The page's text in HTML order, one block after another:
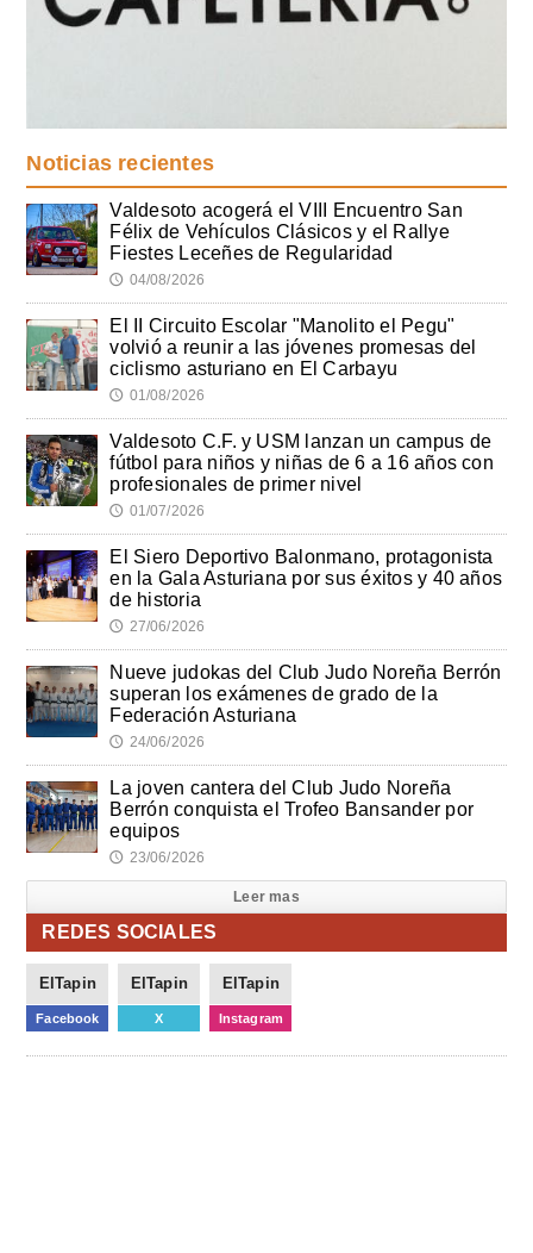
Noticias recientes
Valdesoto acogerá el VIII Encuentro San
Félix de Vehículos Clásicos y el Rallye
Fiestes Leceñes de Regularidad
🕔 04/08/2026
El II Circuito Escolar "Manolito el Pegu"
volvió a reunir a las jóvenes promesas del
ciclismo asturiano en El Carbayu
🕔 01/08/2026
Valdesoto C.F. y USM lanzan un campus de
fútbol para niños y niñas de 6 a 16 años con
profesionales de primer nivel
🕔 01/07/2026
El Siero Deportivo Balonmano, protagonista
en la Gala Asturiana por sus éxitos y 40 años
de historia
🕔 27/06/2026
Nueve judokas del Club Judo Noreña Berrón
superan los exámenes de grado de la
Federación Asturiana
🕔 24/06/2026
La joven cantera del Club Judo Noreña
Berrón conquista el Trofeo Bansander por
equipos
🕔 23/06/2026
Leer mas
REDES SOCIALES
ElTapin
Facebook
ElTapin
X
ElTapin
Instagram